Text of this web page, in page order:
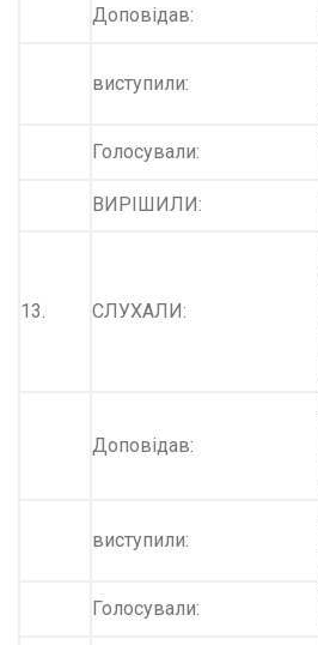
Доповідав:
виступили:
Голосували:
ВИРІШИЛИ:
13. СЛУХАЛИ:
Доповідав:
виступили:
Голосували: